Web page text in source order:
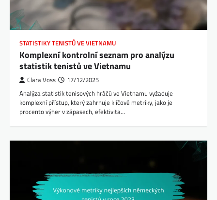
STATISTIKY TENISTŮ VE VIETNAMU
Komplexní kontrolní seznam pro analýzu
statistik tenistů ve Vietnamu
Clara Voss 17/12/2025
Analýza statistik tenisových hráčů ve Vietnamu vyžaduje
komplexní přístup, který zahrnuje klíčové metriky, jako je
procento výher v zápasech, efektivita…